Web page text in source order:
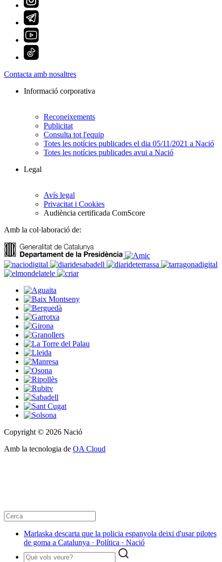
Contacta amb nosaltres
Informació corporativa
Reconeixements
Publicitat
Consulta tot l'equip
Totes les notícies publicades el dia 05/11/2021 a Nació
Totes les notícies publicades avui a Nació
Legal
Avís legal
Privacitat i Cookies
Audiència certificada ComScore
Amb la col·laboració de:
Copyright © 2026 Nació
Amb la tecnologia de OA Cloud
Marlaska descarta que la policia espanyola deixi d'usar pilotes
de goma a Catalunya · Política · Nació